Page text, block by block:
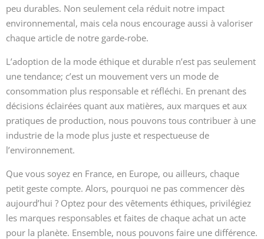
peu durables. Non seulement cela réduit notre impact
environnemental, mais cela nous encourage aussi à valoriser
chaque article de notre garde-robe.
L’adoption de la mode éthique et durable n’est pas seulement
une tendance; c’est un mouvement vers un mode de
consommation plus responsable et réfléchi. En prenant des
décisions éclairées quant aux matières, aux marques et aux
pratiques de production, nous pouvons tous contribuer à une
industrie de la mode plus juste et respectueuse de
l’environnement.
Que vous soyez en France, en Europe, ou ailleurs, chaque
petit geste compte. Alors, pourquoi ne pas commencer dès
aujourd’hui ? Optez pour des vêtements éthiques, privilégiez
les marques responsables et faites de chaque achat un acte
pour la planète. Ensemble, nous pouvons faire une différence.